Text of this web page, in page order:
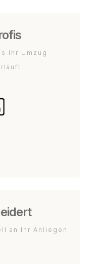
Ihr Umzug
an Ihr Anliegen